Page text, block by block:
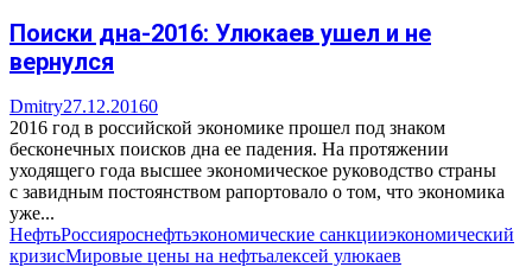
Поиски дна-2016: Улюкаев ушел и не
вернулся
Dmitry27.12.20160
2016 год в российской экономике прошел под знаком
бесконечных поисков дна ее падения. На протяжении
уходящего года высшее экономическое руководство страны
с завидным постоянством рапортовало о том, что экономика
уже...
НефтьРоссияроснефтьэкономические санкцииэкономический
кризисМировые цены на нефтьалексей улюкаев